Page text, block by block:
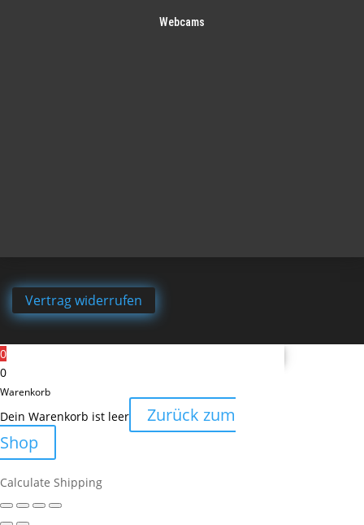
Webcams
Vertrag widerrufen
0
0
Warenkorb
Dein Warenkorb ist leer
Zurück zum
Shop
Calculate Shipping